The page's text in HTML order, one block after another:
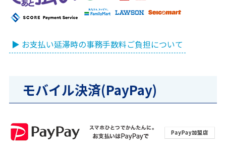
▶ お支払い延滞時の事務手数料ご負担について
モバイル決済(PayPay)